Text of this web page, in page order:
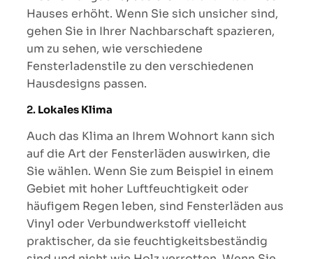
Hauses erhöht. Wenn Sie sich unsicher sind,
gehen Sie in Ihrer Nachbarschaft spazieren,
um zu sehen, wie verschiedene
Fensterladenstile zu den verschiedenen
Hausdesigns passen.
2. Lokales Klima
Auch das Klima an Ihrem Wohnort kann sich
auf die Art der Fensterläden auswirken, die
Sie wählen. Wenn Sie zum Beispiel in einem
Gebiet mit hoher Luftfeuchtigkeit oder
häufigem Regen leben, sind Fensterläden aus
Vinyl oder Verbundwerkstoff vielleicht
praktischer, da sie feuchtigkeitsbeständig